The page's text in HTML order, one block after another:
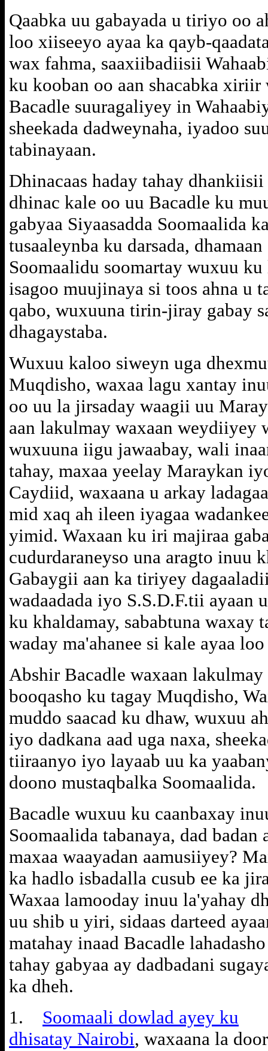
Qaabka uu gabayada u tiriyo oo
loo xiiseeyo ayaa ka qayb-
wax fahma, saaxiibadiisii
ku kooban oo aan shacabka
Bacadle suuragaliyey in
sheekada dadweynaha, iyadoo
tabinayaan.
Dhinacaas haday tahay
dhinac kale oo uu Bacadle ku
gabyaa Siyaasadda Soomaalida
tusaaleynba ku darsada,
Soomaalidu soomartay wuxuu
isagoo muujinaya si toos ahna u
qabo, wuxuuna tirin-jiray gabay
dhagaystaba.
Wuxuu kaloo siweyn uga
Muqdisho, waxaa lagu xantay
oo uu la jirsaday waagii uu
aan lakulmay waxaan weydiiyey
wuxuuna iigu jawaabay, wali
tahay, maxaa yeelay Maraykan
Caydiid, waxaana u arkay
mid xaq ah ileen iyagaa
yimid. Waxaan ku iri majiraa
cudurdaraneyso una aragto inuu
Gabaygii aan ka tiriyey
wadaadada iyo S.S.D.F.tii ayaan
ku khaldamay, sababtuna waxay
waday ma'ahanee si kale ayaa
Abshir Bacadle waxaan
booqasho ku tagay Muqdisho,
muddo saacad ku dhaw, wuxuu
iyo dadkana aad uga naxa,
tiiraanyo iyo layaab uu ka
doono mustaqbalka Soomaalida.
Bacadle wuxuu ku caanbaxay
Soomaalida tabanaya, dad
maxaa waayadan aamusiiyey?
ka hadlo isbadalla cusub ee ka
Waxaa lamooday inuu la'yahay
uu shib u yiri, sidaas darteed
matahay inaad Bacadle
tahay gabyaa ay dadbadani
ka dheh.
1. Soomaali dowlad ayey ku
dhisatay Nairobi, waxaana la